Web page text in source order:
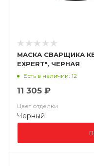
МАСКА СВАРЩИКА
EXPERT", ЧЕРНАЯ
Есть в наличии: 12
11 305 ₽
Цвет отделки
Черный